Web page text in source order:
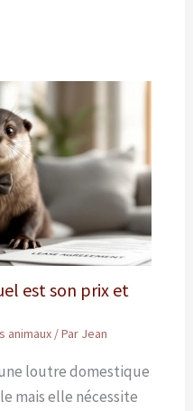
est son prix et
animaux/ Par Jean
loutre domestique
mais elle nécessite